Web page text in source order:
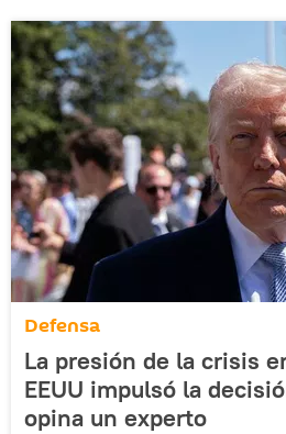
Defensa
La presión de la crisis
EEUU impulsó la
opina un experto